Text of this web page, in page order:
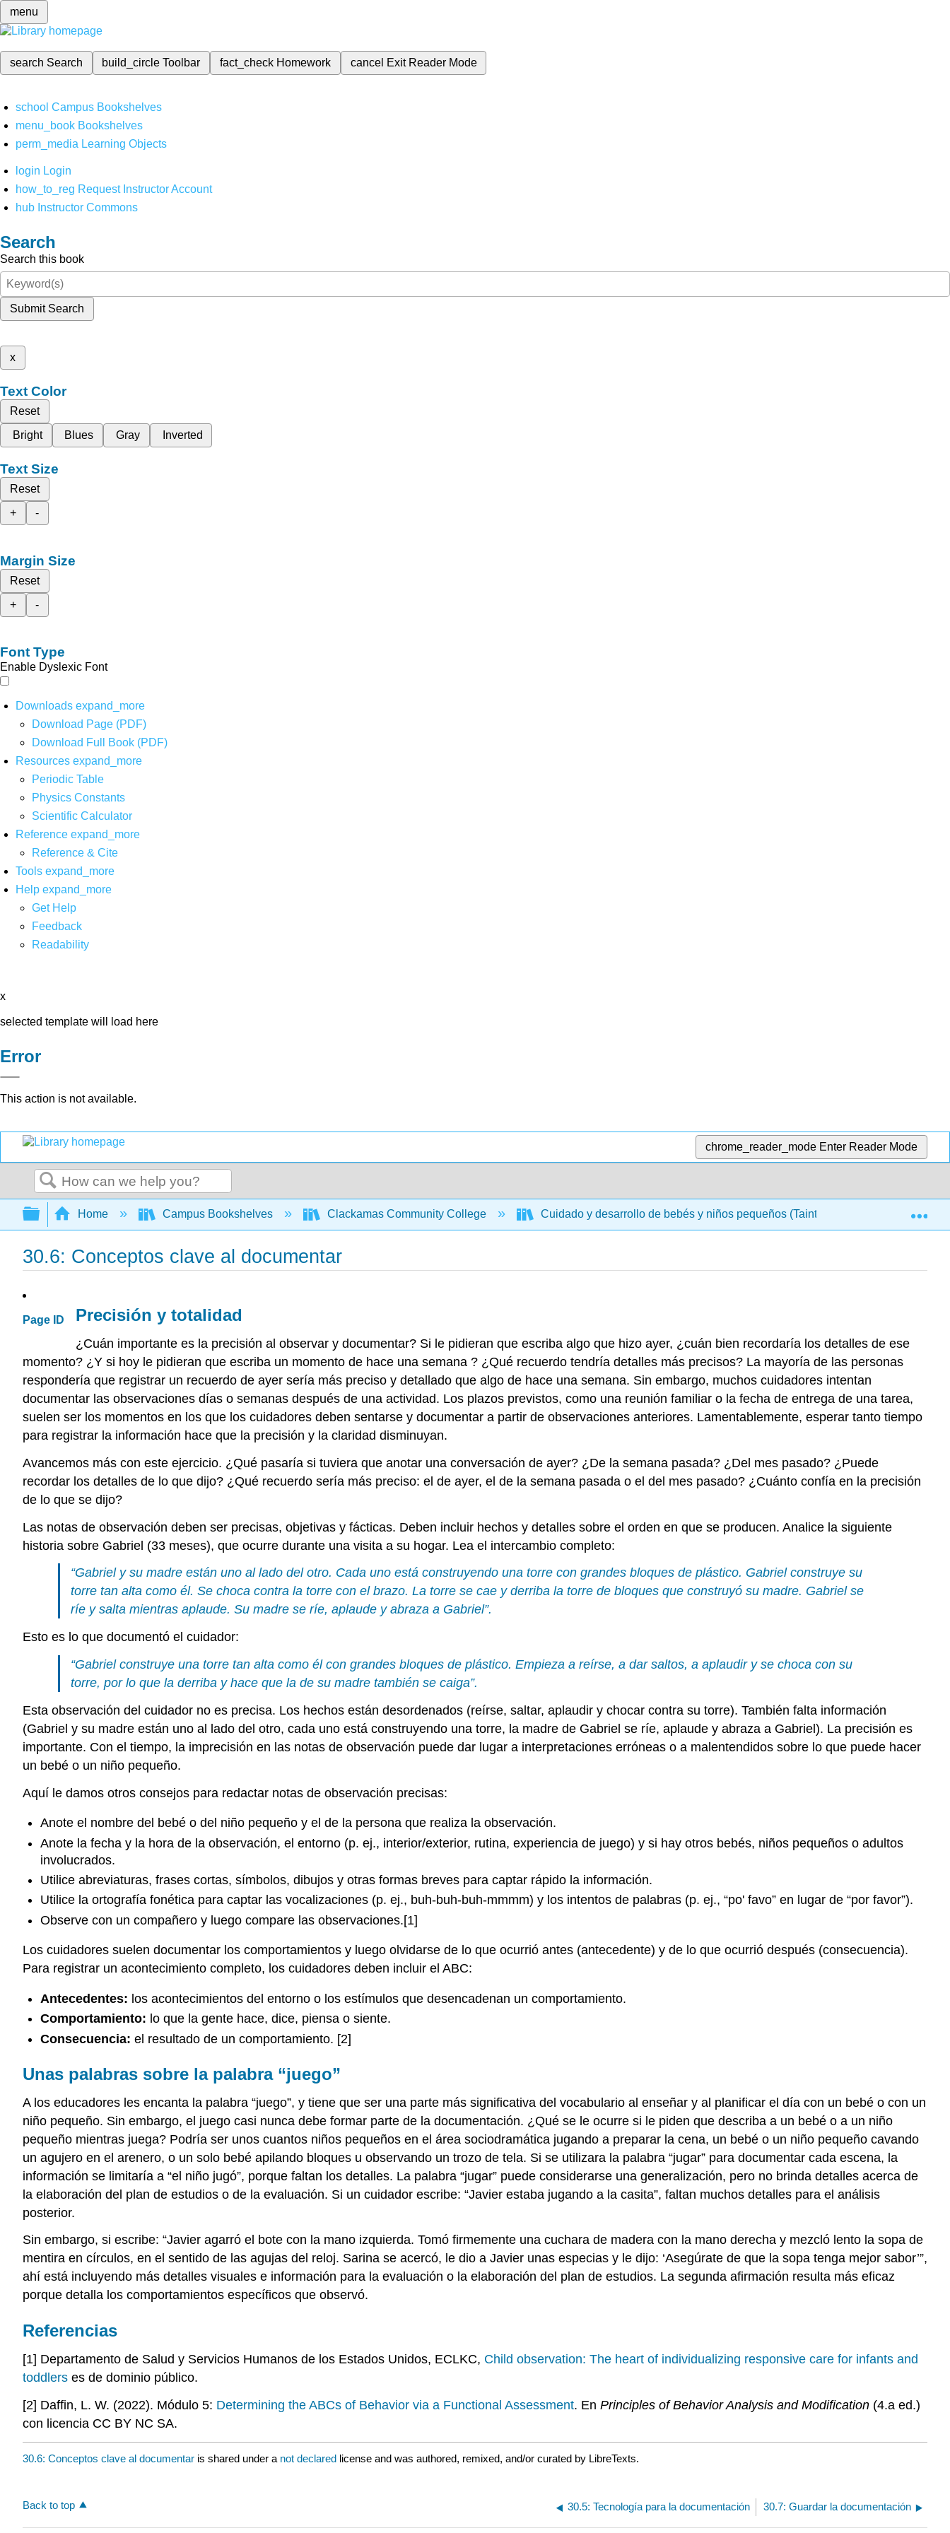
menu
search Search build_circleToolbar fact_check Homework cancel Exit Reader Mode
school Campus Bookshelves
menu_book Bookshelves
perm_media Learning Objects
login Login
how_to_reg Request Instructor Account
hub Instructor Commons
Search
Search this book
Submit Search
x
Text Color
Reset
Bright
Blues Gray Inverted
Text Size
Reset
+
-
Margin Size
Reset
+
-
Font Type
Enable Dyslexic Font
Downloads expand_more
Download Page (PDF)
Download Full Book (PDF)
Resources expand_more
Periodic Table
Physics Constants
Scientific Calculator
Reference expand_more
Reference & Cite
Tools expand_more
Help expand_more
Get Help
Feedback
Readability
x
selected template will load here
Error
This action is not available.
chrome_reader_mode Enter Reader Mode
Search
Expand/collapse global hierarchy
Home Campus Bookshelves Clackamas Community College Cuidado y desarrollo de bebés y niños pequeños (Taintor y LaMarr)
30.6: Conceptos clave al documentar
Page ID Precisión y totalidad
¿Cuán importante es la precisión al observar y documentar? Si le pidieran que escriba algo que hizo ayer, ¿cuán bien recordaría los detalles de ese
momento? ¿Y si hoy le pidieran que escriba un momento de hace una semana ? ¿Qué recuerdo tendría detalles más precisos? La mayoría de las personas
respondería que registrar un recuerdo de ayer sería más preciso y detallado que algo de hace una semana. Sin embargo, muchos cuidadores intentan
documentar las observaciones días o semanas después de una actividad. Los plazos previstos, como una reunión familiar o la fecha de entrega de una tarea,
suelen ser los momentos en los que los cuidadores deben sentarse y documentar a partir de observaciones anteriores. Lamentablemente, esperar tanto tiempo
para registrar la información hace que la precisión y la claridad disminuyan.
Avancemos más con este ejercicio. ¿Qué pasaría si tuviera que anotar una conversación de ayer? ¿De la semana pasada? ¿Del mes pasado? ¿Puede
recordar los detalles de lo que dijo? ¿Qué recuerdo sería más preciso: el de ayer, el de la semana pasada o el del mes pasado? ¿Cuánto confía en la precisión
de lo que se dijo?
Las notas de observación deben ser precisas, objetivas y fácticas. Deben incluir hechos y detalles sobre el orden en que se producen. Analice la siguiente
historia sobre Gabriel (33 meses), que ocurre durante una visita a su hogar. Lea el intercambio completo:
“Gabriel y su madre están uno al lado del otro. Cada uno está construyendo una torre con grandes bloques de plástico. Gabriel construye su
torre tan alta como él. Se choca contra la torre con el brazo. La torre se cae y derriba la torre de bloques que construyó su madre. Gabriel se
ríe y salta mientras aplaude. Su madre se ríe, aplaude y abraza a Gabriel”.
Esto es lo que documentó el cuidador:
“Gabriel construye una torre tan alta como él con grandes bloques de plástico. Empieza a reírse, a dar saltos, a aplaudir y se choca con su
torre, por lo que la derriba y hace que la de su madre también se caiga”.
Esta observación del cuidador no es precisa. Los hechos están desordenados (reírse, saltar, aplaudir y chocar contra su torre). También falta información
(Gabriel y su madre están uno al lado del otro, cada uno está construyendo una torre, la madre de Gabriel se ríe, aplaude y abraza a Gabriel). La precisión es
importante. Con el tiempo, la imprecisión en las notas de observación puede dar lugar a interpretaciones erróneas o a malentendidos sobre lo que puede hacer
un bebé o un niño pequeño.
Aquí le damos otros consejos para redactar notas de observación precisas:
Anote el nombre del bebé o del niño pequeño y el de la persona que realiza la observación.
Anote la fecha y la hora de la observación, el entorno (p. ej., interior/exterior, rutina, experiencia de juego) y si hay otros bebés, niños pequeños o adultos
involucrados.
Utilice abreviaturas, frases cortas, símbolos, dibujos y otras formas breves para captar rápido la información.
Utilice la ortografía fonética para captar las vocalizaciones (p. ej., buh-buh-buh-mmmm) y los intentos de palabras (p. ej., “po' favo” en lugar de “por favor”).
Observe con un compañero y luego compare las observaciones.[1]
Los cuidadores suelen documentar los comportamientos y luego olvidarse de lo que ocurrió antes (antecedente) y de lo que ocurrió después (consecuencia).
Para registrar un acontecimiento completo, los cuidadores deben incluir el ABC:
Antecedentes: los acontecimientos del entorno o los estímulos que desencadenan un comportamiento.
Comportamiento: lo que la gente hace, dice, piensa o siente.
Consecuencia: el resultado de un comportamiento. [2]
Unas palabras sobre la palabra “juego”
A los educadores les encanta la palabra “juego”, y tiene que ser una parte más significativa del vocabulario al enseñar y al planificar el día con un bebé o con un
niño pequeño. Sin embargo, el juego casi nunca debe formar parte de la documentación. ¿Qué se le ocurre si le piden que describa a un bebé o a un niño
pequeño mientras juega? Podría ser unos cuantos niños pequeños en el área sociodramática jugando a preparar la cena, un bebé o un niño pequeño cavando
un agujero en el arenero, o un solo bebé apilando bloques u observando un trozo de tela. Si se utilizara la palabra “jugar” para documentar cada escena, la
información se limitaría a “el niño jugó”, porque faltan los detalles. La palabra “jugar” puede considerarse una generalización, pero no brinda detalles acerca de
la elaboración del plan de estudios o de la evaluación. Si un cuidador escribe: “Javier estaba jugando a la casita”, faltan muchos detalles para el análisis
posterior.
Sin embargo, si escribe: “Javier agarró el bote con la mano izquierda. Tomó firmemente una cuchara de madera con la mano derecha y mezcló lento la sopa de
mentira en círculos, en el sentido de las agujas del reloj. Sarina se acercó, le dio a Javier unas especias y le dijo: ‘Asegúrate de que la sopa tenga mejor sabor’”,
ahí está incluyendo más detalles visuales e información para la evaluación o la elaboración del plan de estudios. La segunda afirmación resulta más eficaz
porque detalla los comportamientos específicos que observó.
Referencias
[1] Departamento de Salud y Servicios Humanos de los Estados Unidos, ECLKC, Child observation: The heart of individualizing responsive care for infants and
toddlers es de dominio público.
[2] Daffin, L. W. (2022). Módulo 5: Determining the ABCs of Behavior via a Functional Assessment. En Principles of Behavior Analysis and Modification (4.a ed.)
con licencia CC BY NC SA.
30.6: Conceptos clave al documentar is shared under a not declared license and was authored, remixed, and/or curated by LibreTexts.
Back to top 30.5: Tecnología para la documentación 30.7: Guardar la documentación